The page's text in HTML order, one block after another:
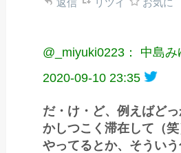
返信 リツイ お気に
@_miyuki0223： 中島
2020-09-10 23:35
だ・け・ど、例えばど
かしつこく滞在して（
やってるとか、そういう